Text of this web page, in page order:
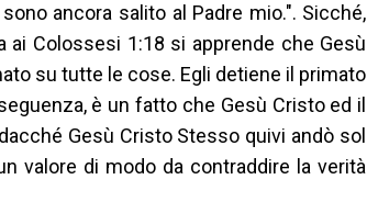
ancora salito al Padre mio.". Sicché,
ai Colossesi 1:18 si apprende che Gesù
su tutte le cose. Egli detiene il primato
è un fatto che Gesù Cristo ed il
Gesù Cristo Stesso quivi andò sol
valore di modo da contraddire la verità